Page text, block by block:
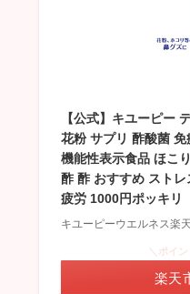
【公式】キユーピー
花粉 サプリ 酢酸菌
機能性表示食品 ほこ
酢 酢 おすすめ スト
疲労 1000円ポッキリ
キユーピーウエルネス楽
＼ポイ
楽天